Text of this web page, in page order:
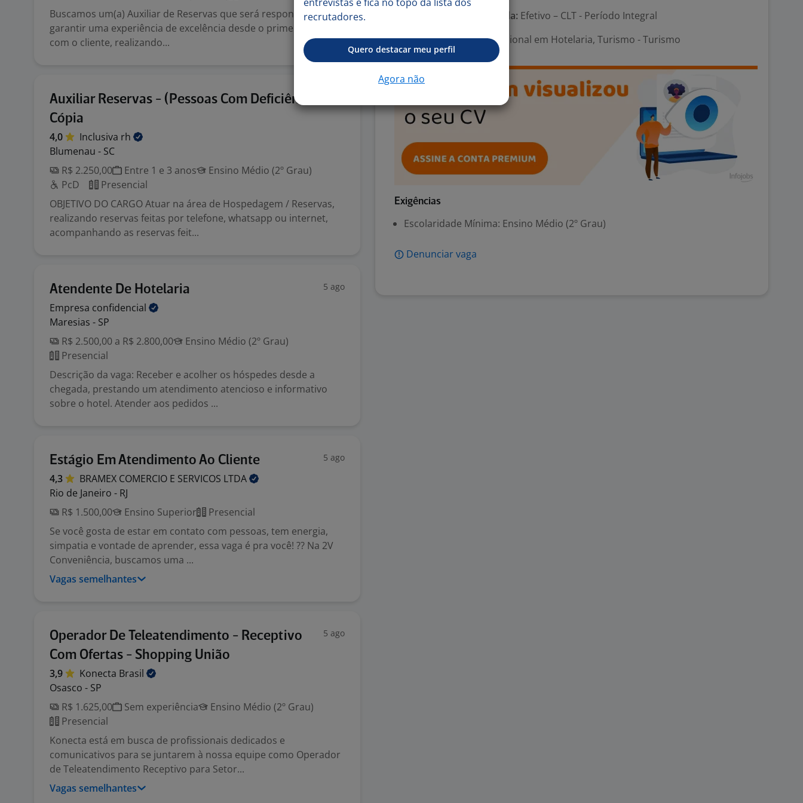
Buscamos um(a) Auxiliar de Reservas que será responsável por
garantir uma experiência de excelência desde o primeiro contato
com o cliente, realizando...
Auxiliar Reservas - (Pessoas Com Deficiência)
Cópia
4,0 Inclusiva rh
Blumenau - SC
R$ 2.250,00
Entre 1 e 3 anos
Ensino Médio (2º Grau)
PcD
Presencial
OBJETIVO DO CARGO Atuar na área de Hospedagem / Reservas,
realizando reservas feitas por telefone, whatsapp ou internet,
acompanhando as reservas feit...
Atendente De Hotelaria 5 ago
Empresa confidencial
Maresias - SP
R$ 2.500,00 a R$ 2.800,00
Ensino Médio (2º Grau)
Presencial
Descrição da vaga: Receber e acolher os hóspedes desde a
chegada, prestando um atendimento atencioso e informativo
sobre o hotel. Atender aos pedidos ...
Estágio Em Atendimento Ao Cliente 5 ago
4,3 BRAMEX COMERCIO E SERVICOS LTDA
Rio de Janeiro - RJ
R$ 1.500,00
Ensino Superior
Presencial
Se você gosta de estar em contato com pessoas, tem energia,
simpatia e vontade de aprender, essa vaga é pra você! ?? Na 2V
Conveniência, buscamos uma ...
Vagas semelhantes
Operador De Teleatendimento - Receptivo
Com Ofertas - Shopping União
5 ago
3,9 Konecta Brasil
Osasco - SP
R$ 1.625,00
Sem experiência
Ensino Médio (2º Grau)
Presencial
Konecta está em busca de profissionais dedicados e
comunicativos para se juntarem à nossa equipe como Operador
de Teleatendimento Receptivo para Setor...
Vagas semelhantes
Tipo de contrato e Jornada: Efetivo – CLT - Período Integral
Área Profissional:Operacional em Hotelaria, Turismo - Turismo
Exigências
Escolaridade Mínima: Ensino Médio (2º Grau)
Denunciar vaga
recrutadores.
Quero destacar meu perfil
Agora não